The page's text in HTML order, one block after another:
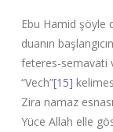
Ebu Hamid şöyle
duanın
feteres-semavati
“Vech”[15]
Zira namaz
Yüce Allah elle